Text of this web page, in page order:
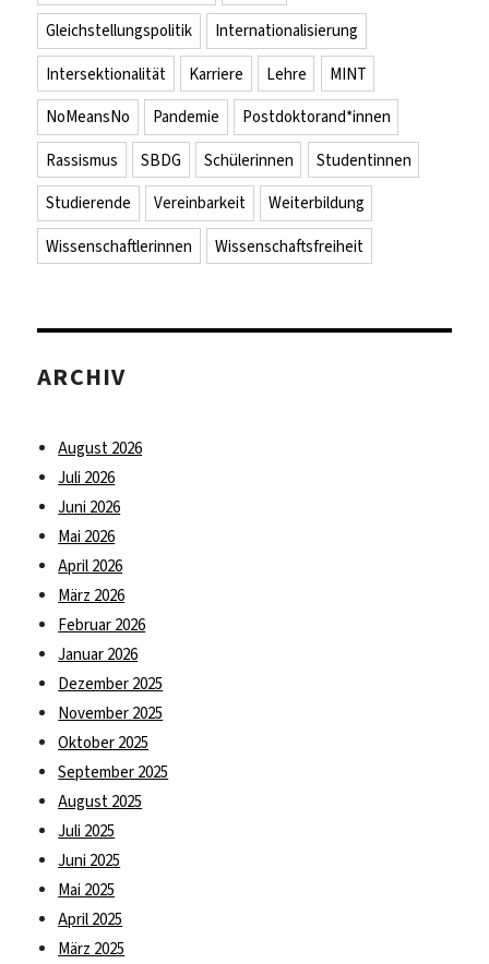
Gleichstellungspolitik
Internationalisierung
Intersektionalität
Karriere Lehre
MINT
NoMeansNo
Pandemie
Postdoktorand*innen
Rassismus
SBDG Schülerinnen
Studentinnen
Studierende
Vereinbarkeit
Weiterbildung
Wissenschaftlerinnen
Wissenschaftsfreiheit
ARCHIV
August 2026
Juli 2026
Juni 2026
Mai 2026
April 2026
März 2026
Februar 2026
Januar 2026
Dezember 2025
November 2025
Oktober 2025
September 2025
August 2025
Juli 2025
Juni 2025
Mai 2025
April 2025
März 2025